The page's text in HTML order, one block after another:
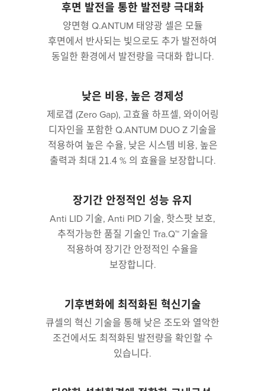
후면 발전을 통한 발전량 극대화
양면형 Q.ANTUM 태양광 셀은 모듈
후면에서 반사되는 빛으로도 추가 발전하여
동일한 환경에서 발전량을 극대화 합니다.
낮은 비용, 높은 경제성
제로갭 (Zero Gap), 고효율 하프셀, 와이어링
디자인을 포함한 Q.ANTUM DUO Z 기술을
적용하여 높은 수율, 낮은 시스템 비용, 높은
출력과 최대 21.4 % 의 효율을 보장합니다.
장기간 안정적인 성능 유지
Anti LID 기술, Anti PID 기술, 핫스팟 보호,
추적가능한 품질 기술인 Tra.Q™ 기술을
적용하여 장기간 안정적인 수율을
보장합니다.
기후변화에 최적화된 혁신기술
큐셀의 혁신 기술을 통해 낮은 조도와 열악한
조건에서도 최적화된 발전량을 확인할 수
있습니다.